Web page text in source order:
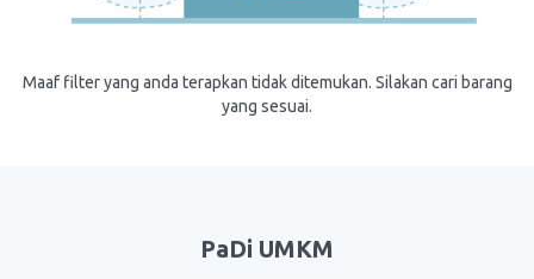
Maaf filter yang anda terapkan tidak ditemukan. Silakan cari barang
yang sesuai.
PaDi UMKM